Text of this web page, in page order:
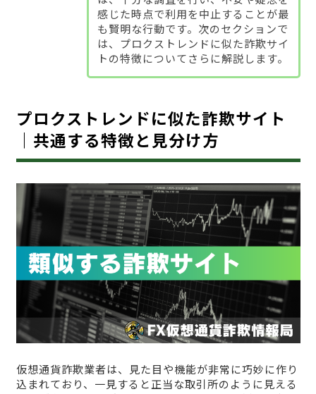
感じた時点で利用を中止することが最
も賢明な行動です。次のセクションで
は、プロクストレンドに似た詐欺サイ
トの特徴についてさらに解説します。
プロクストレンドに似た詐欺サイト
｜共通する特徴と見分け方
仮想通貨詐欺業者は、見た目や機能が非常に巧妙に作り
込まれており、一見すると正当な取引所のように見える